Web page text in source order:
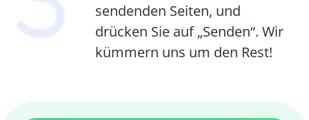
sendenden Seiten, und
drücken Sie auf „Senden“. Wir
kümmern uns um den Rest!